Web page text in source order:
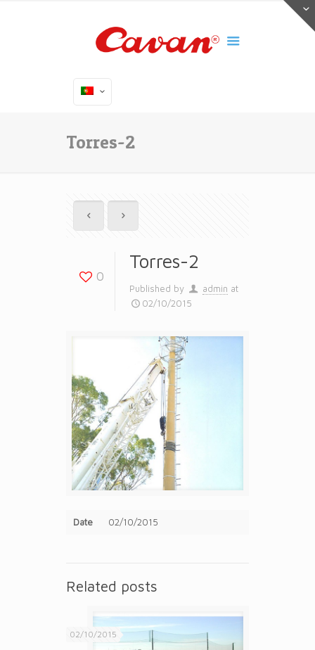
Torres-2
0
Torres-2
Published by admin at
02/10/2015
Date 02/10/2015
Related posts
02/10/2015